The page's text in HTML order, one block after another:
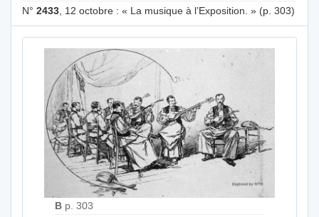
N° 2433 , 12 octobre : « La musique à l’Exposition. » (p. 303)
B p. 303